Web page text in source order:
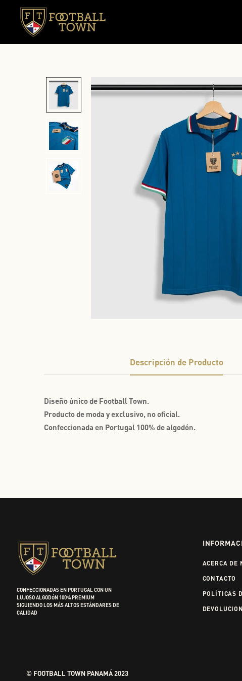
Descripción de Producto
Diseño único de Football Town.
Producto de moda y exclusivo, no oficial.
Confeccionada en Portugal 100% de algodón.
CONFECCIONADAS EN PORTUGAL CON UN
LUJOSO ALGODÓN 100% PREMIUM
SIGUIENDO LOS MÁS ALTOS ESTÁNDARES DE
CALIDAD
ACERCA DE
CONTACTO
POLÍTICAS
© FOOTBALL TOWN PANAMÁ 2023